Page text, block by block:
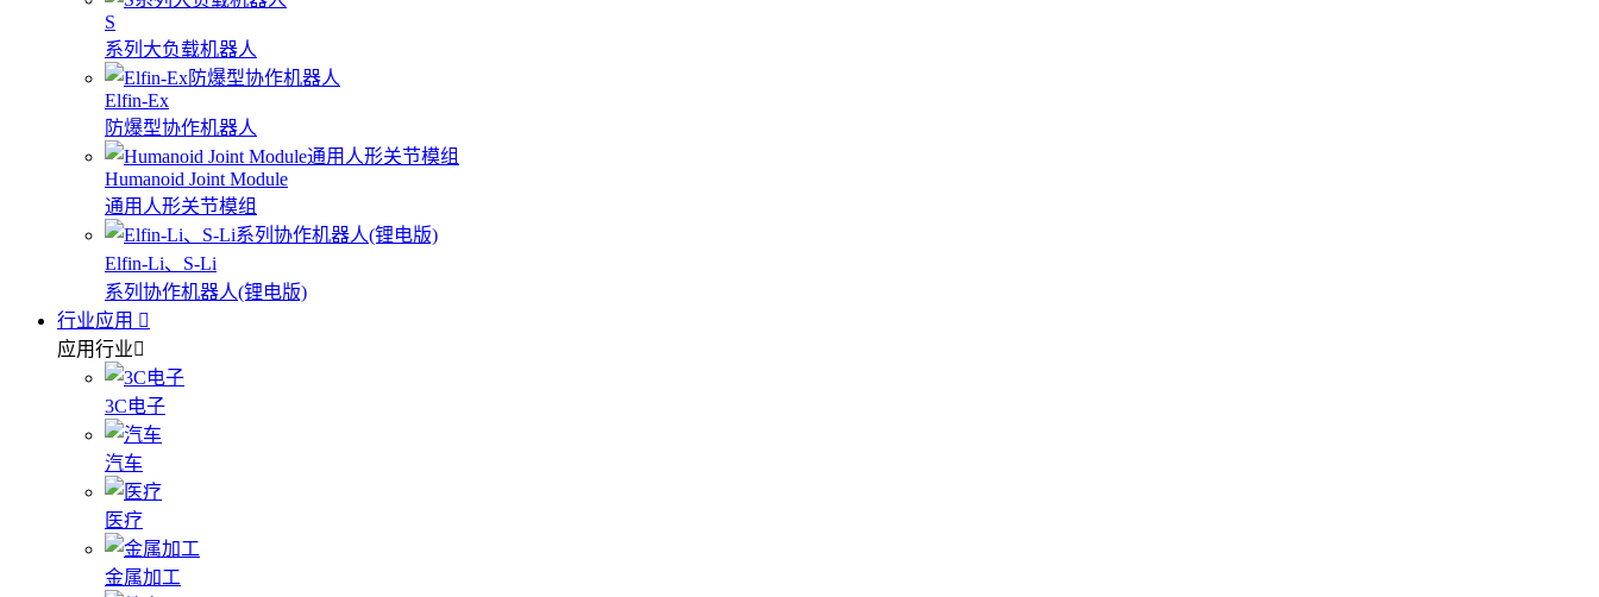
S
系列大负载机器人
Elfin-Ex
防爆型协作机器人
Humanoid Joint Module
通用人形关节模组
Elfin-Li、S-Li
系列协作机器人(锂电版)
行业应用
应用行业
3C电子
汽车
医疗
金属加工